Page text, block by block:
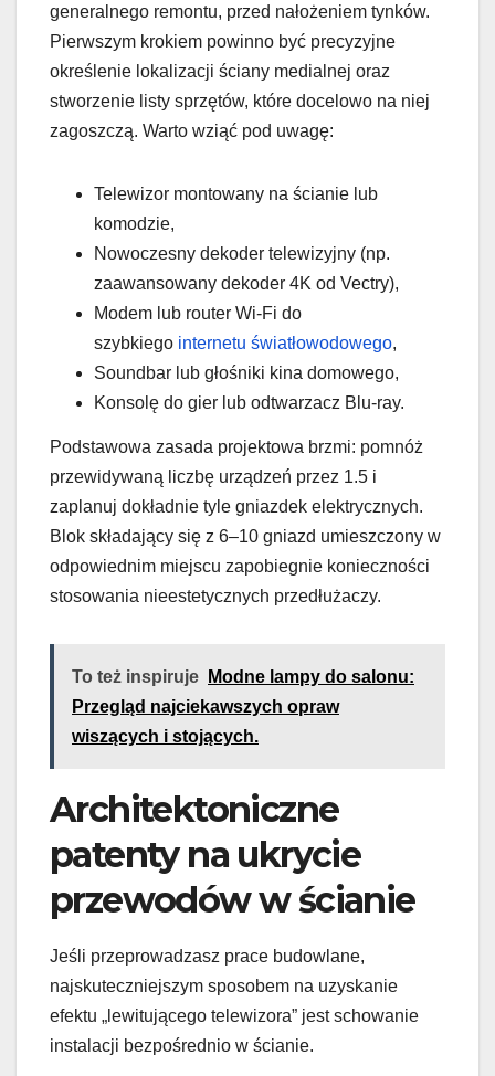
generalnego remontu, przed nałożeniem tynków.
Pierwszym krokiem powinno być precyzyjne
określenie lokalizacji ściany medialnej oraz
stworzenie listy sprzętów, które docelowo na niej
zagoszczą. Warto wziąć pod uwagę:
Telewizor montowany na ścianie lub
komodzie,
Nowoczesny dekoder telewizyjny (np.
zaawansowany dekoder 4K od Vectry),
Modem lub router Wi-Fi do
szybkiego internetu światłowodowego,
Soundbar lub głośniki kina domowego,
Konsolę do gier lub odtwarzacz Blu-ray.
Podstawowa zasada projektowa brzmi: pomnóż
przewidywaną liczbę urządzeń przez 1.5 i
zaplanuj dokładnie tyle gniazdek elektrycznych.
Blok składający się z 6–10 gniazd umieszczony w
odpowiednim miejscu zapobiegnie konieczności
stosowania nieestetycznych przedłużaczy.
To też inspiruje
Modne lampy do salonu:
Przegląd najciekawszych opraw
wiszących i stojących.
Architektoniczne
patenty na ukrycie
przewodów w ścianie
Jeśli przeprowadzasz prace budowlane,
najskuteczniejszym sposobem na uzyskanie
efektu „lewitującego telewizora” jest schowanie
instalacji bezpośrednio w ścianie.